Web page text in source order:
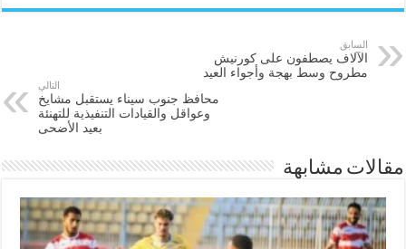
السابق
الآلاف يصطفون على كورنيش
مطروح وسط بهجة وأجواء العيد
التالي
محافظ جنوب سيناء يستقبل مشايخ
وعواقل والقيادات التنفيذية للتهنئة
بعيد الأضحى
مقالات مشابهة